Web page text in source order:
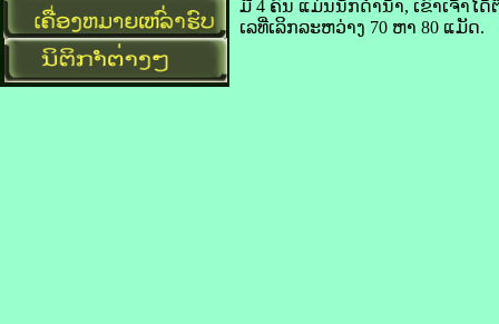
ມີ 4 ຄົນ ​ແມ່ນ​ນັກ​ດຳ​ນ້ຳ, ເຂົາເຈົ້າ​ໄ
ເລ​ທີ່​ເລິກ​ລະຫວ່າງ 70 ຫາ 80 ແມັດ.